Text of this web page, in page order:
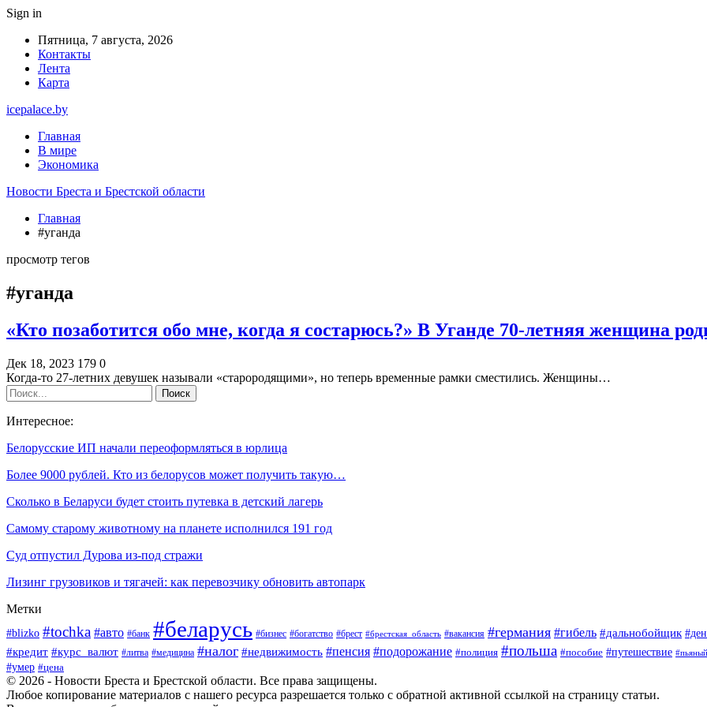
Sign in
Пятница, 7 августа, 2026
Контакты
Лента
Карта
icepalace.by
Главная
В мире
Экономика
Новости Бреста и Брестской области
Главная
#уганда
просмотр тегов
#уганда
«Кто позаботится обо мне, когда я состарюсь?» В Уганде 70-летняя женщина
Дек 18, 2023 179 0
Когда-то 27-летних девушек называли «старородящими», но теперь временные рамки сместились. Женщины…
Интересное:
Белорусские ИП начали переоформляться в юрлица
Более 9000 рублей. Кто из белорусов может получить такую…
Сколько в Беларуси будет стоить путевка в детский лагерь
Самому старому животному на планете исполнился 191 год
Суд отпустил Дурова из-под стражи
Лизинг грузовиков и тягачей: как перевозчику обновить автопарк
Метки
#blizko #tochka #авто #банк #беларусь #бизнес #богатство #брест #брестская_область #вакансия #германия #гибель #дальнобойщик
#кредит #курс_валют #литва #медицина #налог #недвижимость #пенсия #подорожание #полиция #польша #пособие #путешествие #пьяный
#умер #цена
© 2026 - Новости Бреста и Брестской области. Все права защищены.
Любое копирование материалов с нашего ресурса разрешается только с обратной активной ссылкой на страницу статьи.